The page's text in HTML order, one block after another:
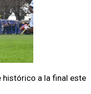
histórico a la final este